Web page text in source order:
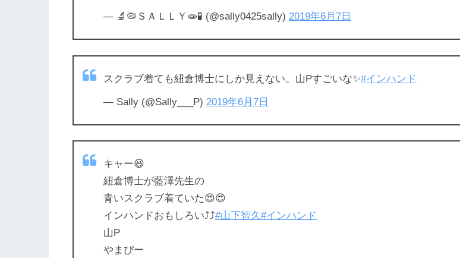
— 🔬🦠ＳＡＬＬＹ🧫🧪 (@sally0425sally) 2019年6月7日
スクラブ着ても紐倉博士にしか見えない。山Pすごいな✨#インハンド
— Sally (@Sally___P) 2019年6月7日
キャー😆
紐倉博士が藍澤先生の
青いスクラブ着ていた😍😍
インハンドおもしろい⤴⤴#山下智久#インハンド
山P
やまぴー